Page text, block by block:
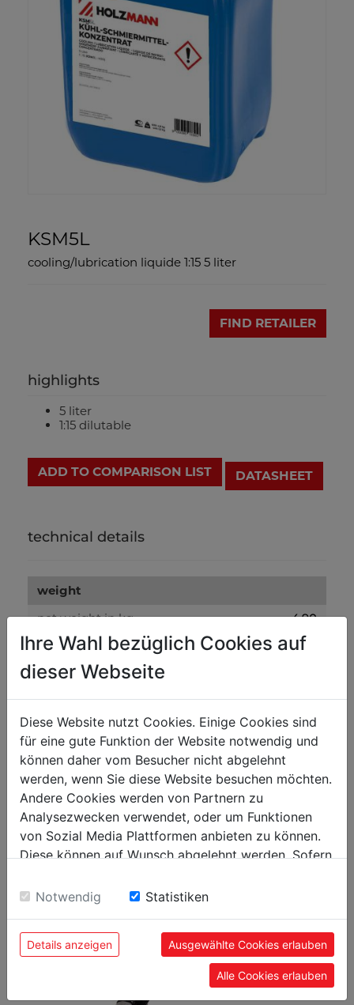
KSM5L
cooling/lubrication liquide 1:15 5 liter
FIND RETAILER
highlights
5 liter
1:15 dilutable
ADD TO COMPARISON LIST DATASHEET
technical details
weight
net weight in kg
4.90
gross weight in kg
5.10
packaging height in mm
240
packaging width in mm
190
packaging length in mm
140
general data
EAN code
9003395133057
POPULAR PRODUCTS
Ihre Wahl bezüglich Cookies auf
dieser Webseite
Diese Website nutzt Cookies. Einige Cookies sind
für eine gute Funktion der Website notwendig und
können daher vom Besucher nicht abgelehnt
werden, wenn Sie diese Website besuchen möchten.
Andere Cookies werden von Partnern zu
Analysezwecken verwendet, oder um Funktionen
von Sozial Media Plattformen anbieten zu können.
Diese können auf Wunsch abgelehnt werden. Sofern
Einwilligung zu unseren Cookies.
Notwendig Statistiken
Details anzeigen Ausgewählte Cookies erlauben
Alle Cookies erlauben